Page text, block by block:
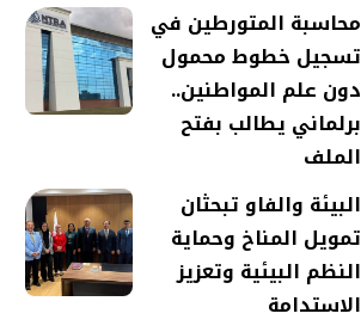
محاسبة المتورطين في
تسجيل خطوط محمول
دون علم المواطنين..
برلماني يطالب بفتح
الملف
البيئة والفاو تبحثان
تمويل المناخ وحماية
النظم البيئية وتعزيز
الاستدامة